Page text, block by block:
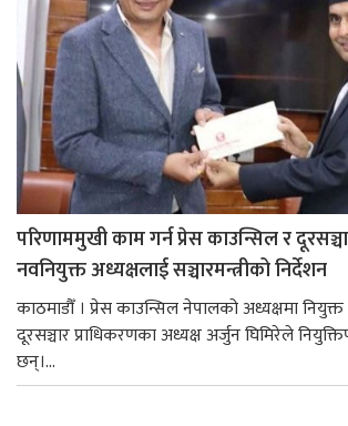
परिणाममुखी काम गर्न प्रेस काउन्सिल र
नवनियुक्त अध्यक्षलाई सञ्चारमन्त्रीको निर्देशन
काठमाडौँ । प्रेस काउन्सिल नेपालको अध्यक्षमा
दूरसञ्चार प्राधिकरणका अध्यक्ष अर्जुन घिमिरेले
छन्।...